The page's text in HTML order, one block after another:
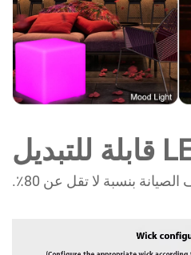
بنسبة لا تقل عن 80٪.